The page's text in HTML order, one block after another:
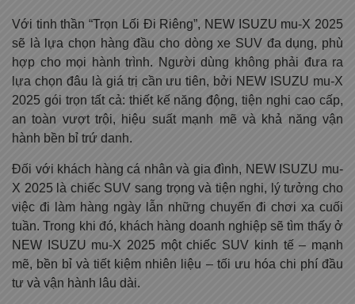
Với tinh thần “Trọn Lối Đi Riêng”, NEW ISUZU mu-X 2025
sẽ là lựa chọn hàng đầu cho dòng xe SUV đa dụng, phù
hợp cho mọi hành trình. Người dùng không phải đưa ra
lựa chọn đâu là giá trị cần ưu tiên, bởi NEW ISUZU mu-X
2025 gói trọn tất cả: thiết kế năng động, tiện nghi cao cấp,
an toàn vượt trội, hiệu suất mạnh mẽ và khả năng vận
hành bền bỉ trứ danh.
Đối với khách hàng cá nhân và gia đình, NEW ISUZU mu-
X 2025 là chiếc SUV sang trọng và tiện nghi, lý tưởng cho
việc đi làm hàng ngày lẫn những chuyến đi chơi xa cuối
tuần. Trong khi đó, khách hàng doanh nghiệp sẽ tìm thấy ở
NEW ISUZU mu-X 2025 một chiếc SUV kinh tế – mạnh
mẽ, bền bỉ và tiết kiệm nhiên liệu – tối ưu hóa chi phí đầu
tư và vận hành lâu dài.